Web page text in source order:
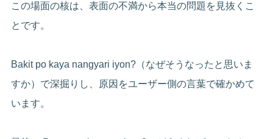
この場面の核は、表面の不満から本当の問題を見抜くこ
とです。
Bakit po kaya nangyari iyon?（なぜそうなったと思いま
すか）で深掘りし、原因をユーザー側の言葉で確かめて
います。